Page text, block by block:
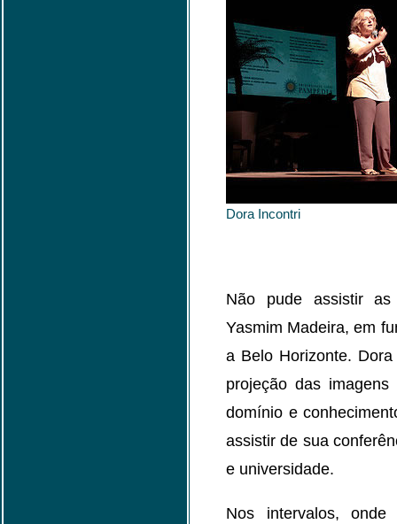
Dora Incontri
Não pude assistir
Yasmim Madeira, em
a Belo Horizonte.
projeção das
domínio e
assistir de sua
e universidade.
Nos intervalos, onde